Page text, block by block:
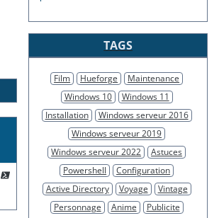
TAGS
Film Hueforge
Maintenance
Windows 10
Windows 11
Installation
Windows serveur 2016
Windows serveur 2019
Windows serveur 2022
Astuces
Powershell
Configuration
Active Directory
Voyage
Vintage
Personnage
Anime
Publicite